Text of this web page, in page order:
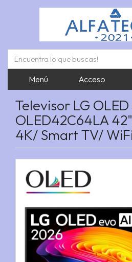
Menú Acceso
Televisor LG
OLED42C64LA
4K/ Smart TV/